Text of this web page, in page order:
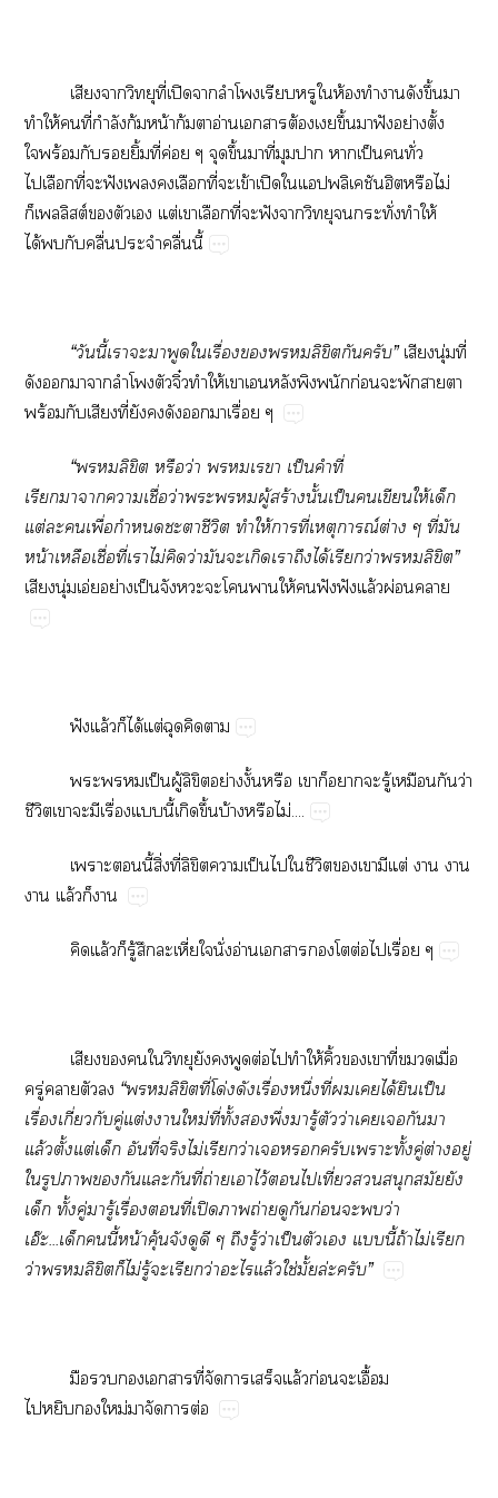
เสียงาวิทยุที่เปิดาลำโพงเรียบหรูให้องทำาดังขึ้นมา
ทำให้คนที่กำลังก้มหน้าก้มาอ่านเารต้องเขึ้นาฟังอย่างตั้ง
ใพร้อมกับยิ้มที่ค่อย ๆ จุดขึ้นมาที่มุมา าเป็นทั่ว
ไเลือกที่ะฟังเเลือกที่จะเข้าเปิดใแปพลิเคชันฮิตหรือไม่
ก็เลิสต์ตัวเ แต่เาเลือกที่ะฟังาวิทยุกระทั่งทำให้
ได้กับคลื่นประจำคลื่นนี้
“วันนี้เาะาพูดใเรื่องลิขิตกันครับ”เสียงนุ่มที่
ดังาาลำโพงตัวจิ๋วทำให้เาเอนหลังพิงพนักก่อนะพักาา
พร้อมกับเสียงที่ยังดังาเรื่อย ๆ
“ลิขิต หรือว่า เา เป็นคำที่
เรียกาาาเชื่อว่าะผู้สร้างนั้นเป็นเขียนให้เด็ก
แต่ะเพื่อกำหนดะาชีวิต ทำให้าที่เหตุการณ์ต่าง ๆ ที่มัน
หน้าเหลือเชื่อที่เาไม่คิดว่ามันะเกิดเาถึงได้เรียกว่าลิขิต”
เสียงนุ่มเอ่ยอย่างเป็นจังหวะะโาให้ฟังฟังแล้วผ่อนา
ฟังแล้วก็ได้แต่ฉุดคิดา
ะเป็นผู้ลิขิตอย่างงั้นหรือ เาก็าะรู้เหมือนกันว่า
ชีวิตเาะมีเรื่องแนี้เกิดขึ้นบ้างหรือไม่....
เาะนี้สิ่งที่ลิขิตาเป็นไใชีวิตเามีแต่ า า
า แล้วก็า
คิดแล้วก็รู้สึกละเหี่ยในั่งอ่านเาโต่อไเรื่อย ๆ
เสียงใวิทยุยังพูดต่อไทำให้คิ้วเาที่เมื่อ
ครู่าตัว “ลิขิตที่โด่งดังเรื่องหนึ่งที่เได้ยินเป็น
เรื่องเกี่ยวกับคู่แต่งาใหม่ที่ทั้งพึ่งมารู้ตัวว่าเเกันา
แล้วตั้งแต่เด็ก อันที่จริงไม่เรียกว่าเครับเาะทั้งคู่ต่างอยู่
ใรูปากันแะกันที่ถ่ายเาไว้ไเที่ยวสนุกสมัยยัง
เด็ก ทั้งคู่มารู้เรื่องที่เปิดาถ่ายดูกันก่อนะว่า
เอ๊ะ...เด็กนี้หน้าคุ้นจังดูดี ๆ ถึงรู้ว่าเป็นตัวเ แนี้ถ้าไม่เรียก
ว่าลิขิตก็ไม่รู้ะเรียกว่าะไแล้วใช่มั้ยล่ะครับ”
มือเารที่จัดาเสร็จแล้วก่อนะเอื้อม
ไหยิบใหม่าจัดาต่อ